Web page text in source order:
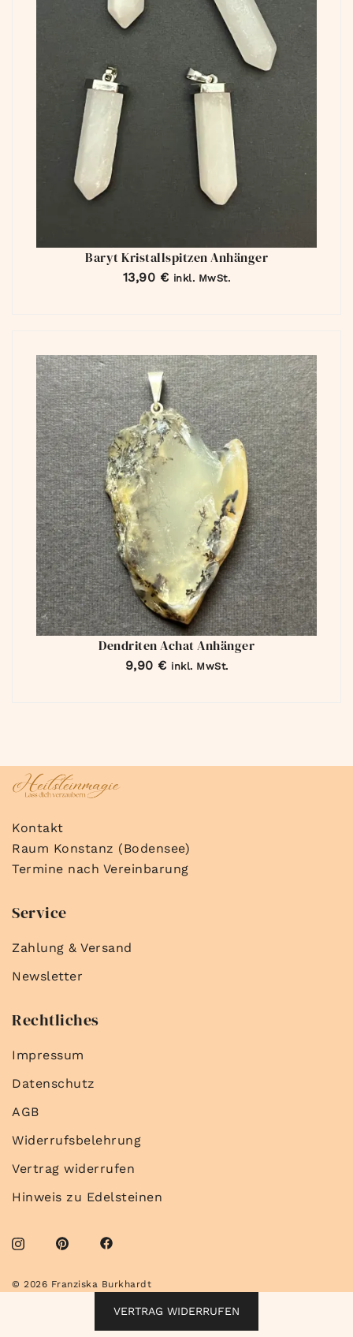
Baryt Kristallspitzen Anhänger
13,90 € inkl. MwSt.
Dendriten Achat Anhänger
9,90 € inkl. MwSt.
Kontakt
Raum Konstanz (Bodensee)
Termine nach Vereinbarung
Service
Zahlung & Versand
Newsletter
Rechtliches
Impressum
Datenschutz
AGB
Widerrufsbelehrung
Vertrag widerrufen
Hinweis zu Edelsteinen
© 2026 Franziska Burkhardt
VERTRAG WIDERRUFEN